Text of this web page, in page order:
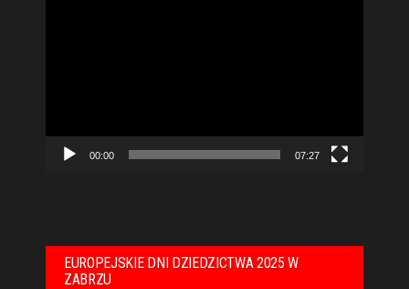
00:00 07:27
EUROPEJSKIE DNI DZIEDZICTWA 2025 W
ZABRZU